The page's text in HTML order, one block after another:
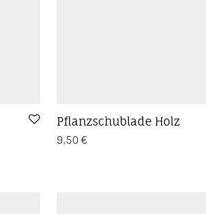
Pflanzschublade Holz
9,50 €